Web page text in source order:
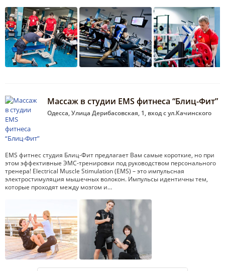
Массаж в студии EMS фитнеса “Блиц-Фит”
Одесса, Улица Дерибасовская, 1, вход с ул.Качинского
EMS фитнес студия Блиц-Фит предлагает Вам самые короткие, но при
этом эффективные ЭМС-тренировки под руководством персонального
тренера! Electrical Muscle Stimulation (EMS) – это импульсная
электростимуляция мышечных волокон. Импульсы идентичны тем,
которые проходят между мозгом и…